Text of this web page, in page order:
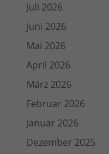
Juli 2026
Juni 2026
Mai 2026
April 2026
März 2026
Februar 2026
Januar 2026
Dezember 2025